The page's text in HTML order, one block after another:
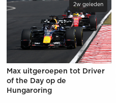
2w geleden
Max uitgeroepen tot Driver
of the Day op de
Hungaroring